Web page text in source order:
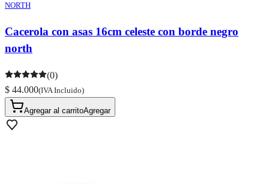
NORTH
Cacerola con asas 16cm celeste con borde negro
north
(0)
$ 44.000(IVA Incluido)
Agregar al carritoAgregar